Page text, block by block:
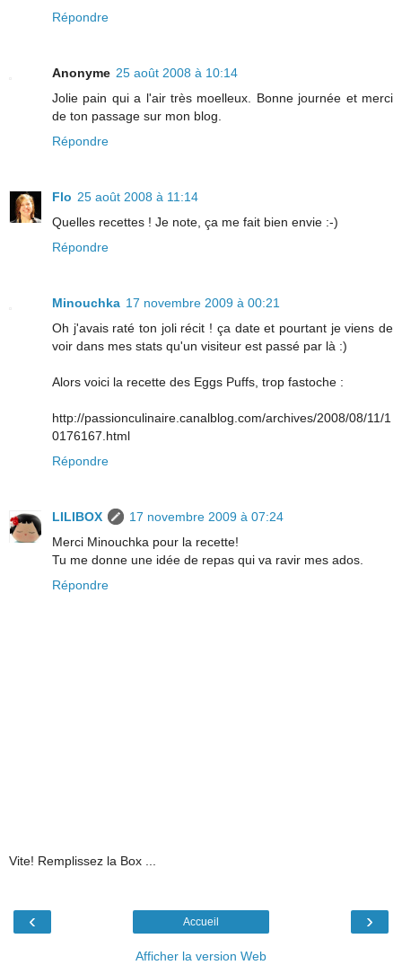
Répondre
Anonyme 25 août 2008 à 10:14
Jolie pain qui a l'air très moelleux. Bonne journée et merci
de ton passage sur mon blog.
Répondre
Flo 25 août 2008 à 11:14
Quelles recettes ! Je note, ça me fait bien envie :-)
Répondre
Minouchka 17 novembre 2009 à 00:21
Oh j'avais raté ton joli récit ! ça date et pourtant je viens de
voir dans mes stats qu'un visiteur est passé par là :)
Alors voici la recette des Eggs Puffs, trop fastoche :
http://passionculinaire.canalblog.com/archives/2008/08/11/1
0176167.html
Répondre
LILIBOX
17 novembre 2009 à 07:24
Merci Minouchka pour la recette!
Tu me donne une idée de repas qui va ravir mes ados.
Répondre
Vite! Remplissez la Box ...
‹ ›
Accueil
Afficher la version Web